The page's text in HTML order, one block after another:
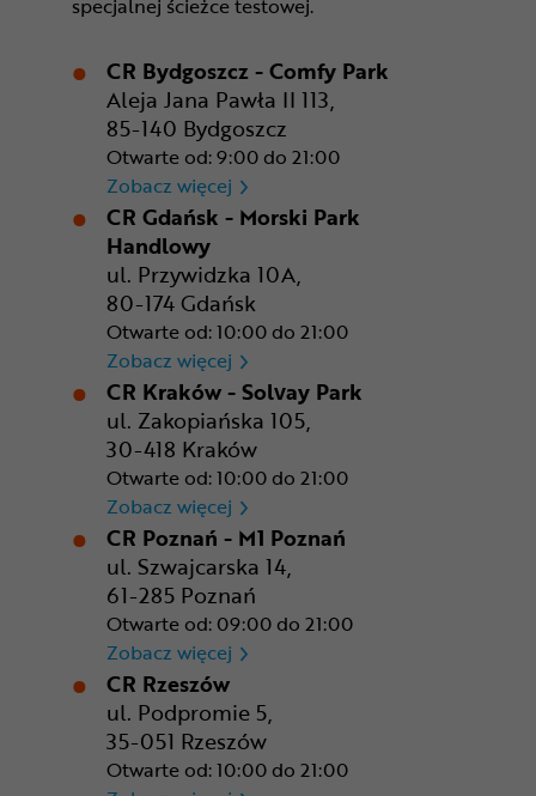
specjalnej ścieżce testowej.
CR Bydgoszcz - Comfy Park
Aleja Jana Pawła II 113,
85-140 Bydgoszcz
Otwarte od: 9:00 do 21:00
Zobacz więcej CR Bydgoszcz - Comfy Park
CR Gdańsk - Morski Park
Handlowy
ul. Przywidzka 10A,
80-174 Gdańsk
Otwarte od: 10:00 do 21:00
Zobacz więcej CR Gdańsk - Morski Park
CR Kraków - Solvay Park
ul. Zakopiańska 105,
30-418 Kraków
Otwarte od: 10:00 do 21:00
Zobacz więcej CR Kraków - Solvay Park
CR Poznań - M1 Poznań
ul. Szwajcarska 14,
61-285 Poznań
Otwarte od: 09:00 do 21:00
Zobacz więcej CR Poznań - M1 Poznań
CR Rzeszów
ul. Podpromie 5,
35-051 Rzeszów
Otwarte od: 10:00 do 21:00